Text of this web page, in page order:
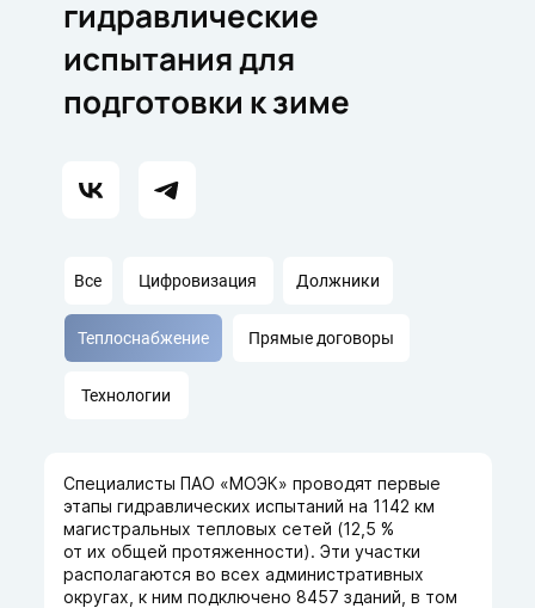
гидравлические
испытания для
подготовки к зиме
Технологии
Прямые договоры
Теплоснабжение
Должники
Цифровизация
Все
Специалисты ПАО «МОЭК» проводят первые
этапы гидравлических испытаний на 1142 км
магистральных тепловых сетей (12,5 %
от их общей протяженности). Эти участки
располагаются во всех административных
округах, к ним подключено 8457 зданий, в том